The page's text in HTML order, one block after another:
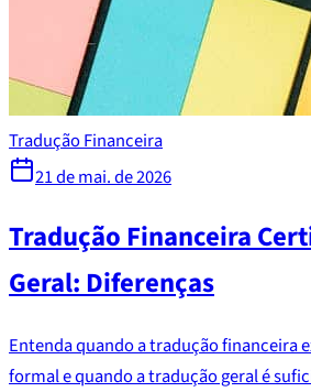
Tradução Financeira
21 de mai. de 2026
Tradução Financeira
Geral: Diferenças
Entenda quando a tradução financeira
formal e quando a tradução geral é